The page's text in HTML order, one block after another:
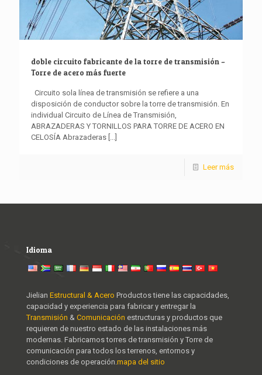
doble circuito fabricante de la torre de transmisión –
Torre de acero más fuerte
Circuito sola línea de transmisión se refiere a una
disposición de conductor sobre la torre de transmisión. En
individual Circuito de Línea de Transmisión,
ABRAZADERAS Y TORNILLOS PARA TORRE DE ACERO EN
CELOSÍA Abrazaderas
Leer más
Idioma
Jielian Estructural & Acero Productos tiene las capacidades,
capacidad y experiencia para fabricar y entregar la
Transmisión & Comunicación estructuras y productos que
requieren de nuestro estado de las instalaciones más
modernas. Fabricamos torres de transmisión y Torre de
comunicación para todos los terrenos, entornos y
condiciones de operación. mapa del sitio